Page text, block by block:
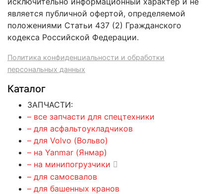
является публичной офертой, определяемой
положениями Статьи 437 (2) Гражданского
кодекса Российской Федерации.
Политика конфиденциальности и обработки
персональных данных
Каталог
ЗАПЧАСТИ:
– все запчасти для спецтехники
– для асфальтоукладчиков
– для Volvo (Вольво)
– на Yanmar (Янмар)
– на минипогрузчики
– для самосвалов
– для башенных кранов